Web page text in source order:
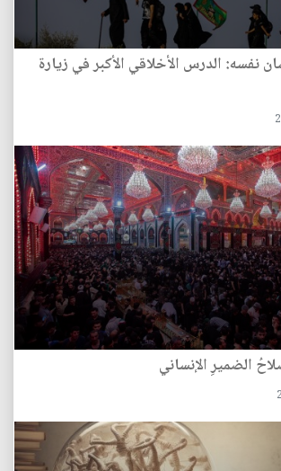
نفسه: الدرس الأخلاقي الأكبر في زيارة
الضميرِ الإنساني